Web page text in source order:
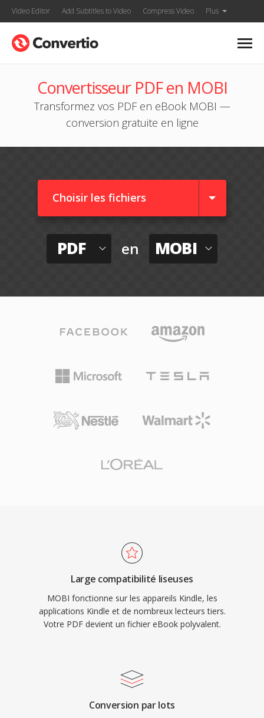
Video Editor Add Subtitles to Video Compress Video Plus
Convertisseur PDF en MOBI
Transformez vos PDF en eBook MOBI —
conversion gratuite en ligne
Choisir les fichiers
PDF en MOBI
Large compatibilité liseuses
MOBI fonctionne sur les appareils Kindle, les
applications Kindle et de nombreux lecteurs tiers.
Votre PDF devient un fichier eBook polyvalent.
Conversion par lots